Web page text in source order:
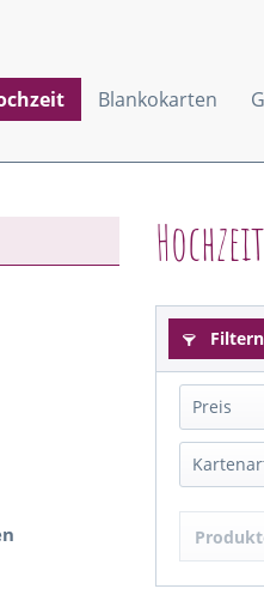
Blankokarten
Hochzeit
Filtern
Preis